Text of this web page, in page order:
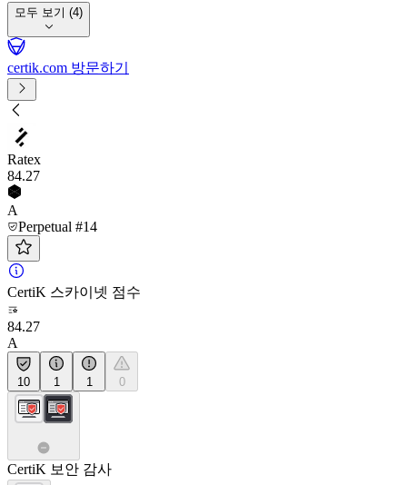
모두 보기 (4)
certik.com 방문하기
Ratex
84.27
A
Perpetual #14
CertiK 스카이넷 점수
84.27
A
10 1 1 0
CertiK 보안 감사